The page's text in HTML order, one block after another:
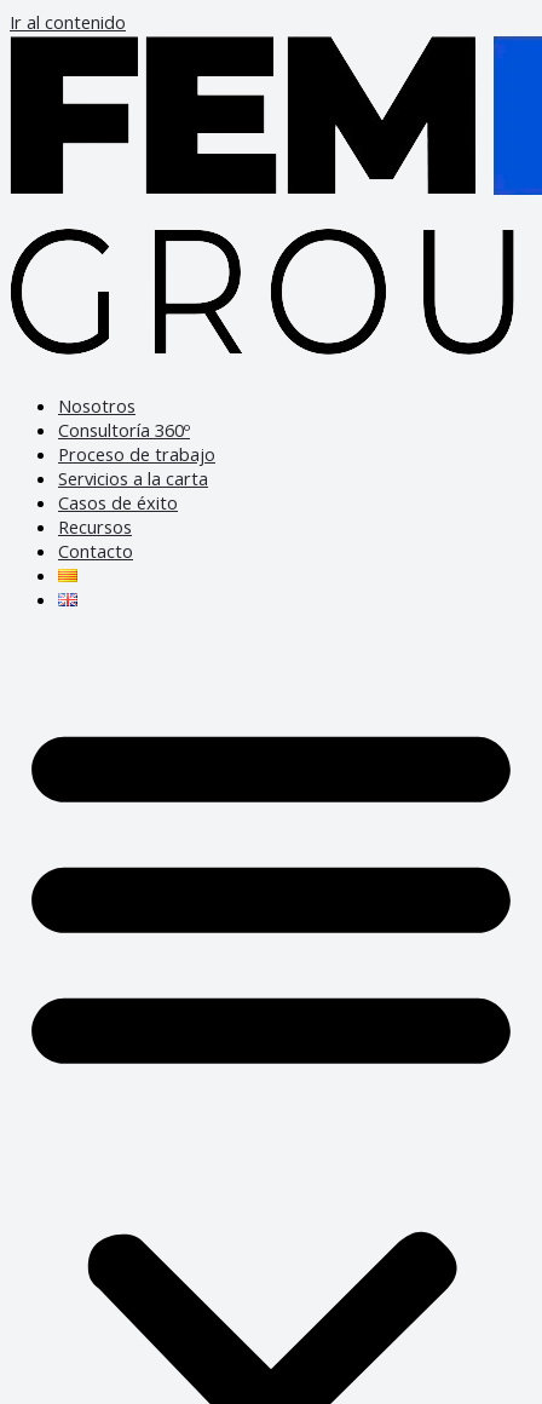
Ir al contenido
Nosotros
Consultoría 360º
Proceso de trabajo
Servicios a la carta
Casos de éxito
Recursos
Contacto